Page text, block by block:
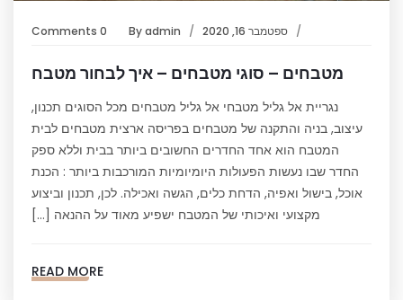
ספטמבר 16, 2020 Byadmin
0 Comments
מטבחים – סוגי מטבחים – איך לבחור מטבח
נגריית אל גליל מטבחי אל גליל מטבחים מכל הסוגים תכנון,
עיצוב, בניה והתקנה של מטבחים בפריסה ארצית מטבחים לבית
המטבח הוא אחד החדרים החשובים ביותר בבית וללא ספק
החדר שבו נעשות הפעולות היומיומיות המורכבות ביותר : הכנת
אוכל, בישול ואפיה, הדחת כלים, הגשה ואכילה. לכן, תכנון וביצוע
מקצועי ואיכותי של המטבח ישפיע מאוד על ההנאה […]
READ MORE